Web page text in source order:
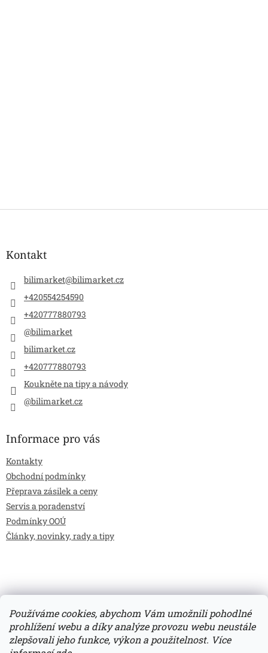
Používáme cookies, abychom Vám umožnili pohodlné
prohlížení webu a díky analýze provozu webu neustále
zlepšovali jeho funkce, výkon a použitelnost. Více
Z
Kontakt
bilimarket@bilimarket.cz
+420554254590
+420777880793
@bilimarket
bilimarket.cz
+420777880793
Koukněte na tipy a návody
@bilimarket.cz
Informace pro vás
Kontakty
Obchodní podmínky
Přeprava zásilek a ceny
Servis a poradenství
Podmínky OOÚ
Články, novinky, rady a tipy
Vytvořil Shoptet